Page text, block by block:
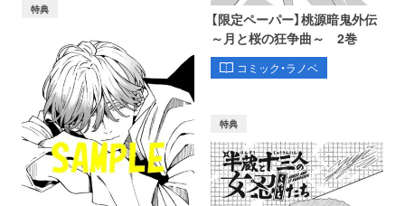
【限定ペーパー】桃源暗鬼外伝
～月と桜の狂争曲～ 2巻
コミック・ラノベ
特典
特典